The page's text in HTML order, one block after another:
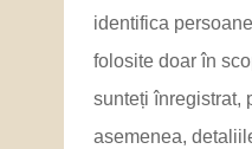
identifica
folosite doar în
sunteți înregistrat,
asemenea,